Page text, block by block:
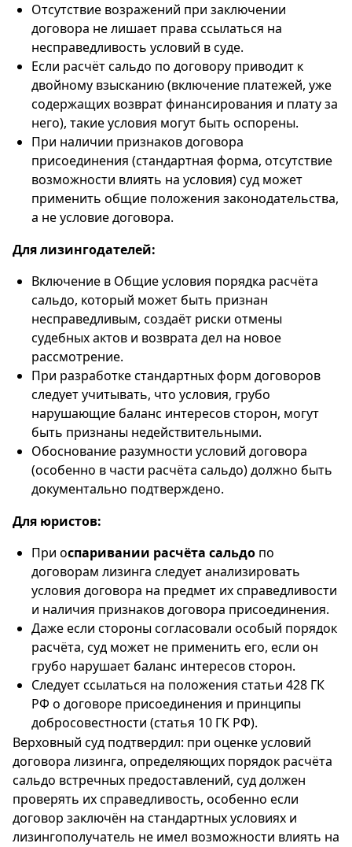
Отсутствие возражений при заключении
договора не лишает права ссылаться на
несправедливость условий в суде.
Если расчёт сальдо по договору приводит к
двойному взысканию (включение платежей, уже
содержащих возврат финансирования и плату за
него), такие условия могут быть оспорены.
При наличии признаков договора
присоединения (стандартная форма, отсутствие
возможности влиять на условия) суд может
применить общие положения законодательства,
а не условие договора.
Для лизингодателей:
Включение в Общие условия порядка расчёта
сальдо, который может быть признан
несправедливым, создаёт риски отмены
судебных актов и возврата дел на новое
рассмотрение.
При разработке стандартных форм договоров
следует учитывать, что условия, грубо
нарушающие баланс интересов сторон, могут
быть признаны недействительными.
Обоснование разумности условий договора
(особенно в части расчёта сальдо) должно быть
документально подтверждено.
Для юристов:
При оспаривании расчёта сальдо по
договорам лизинга следует анализировать
условия договора на предмет их справедливости
и наличия признаков договора присоединения.
Даже если стороны согласовали особый порядок
расчёта, суд может не применить его, если он
грубо нарушает баланс интересов сторон.
Следует ссылаться на положения статьи 428 ГК
РФ о договоре присоединения и принципы
добросовестности (статья 10 ГК РФ).
Верховный суд подтвердил: при оценке условий
договора лизинга, определяющих порядок расчёта
сальдо встречных предоставлений, суд должен
проверять их справедливость, особенно если
договор заключён на стандартных условиях и
лизингополучатель не имел возможности влиять на